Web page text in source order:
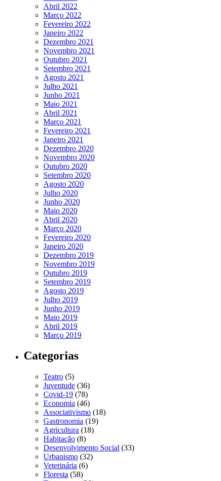
Abril 2022
Março 2022
Fevereiro 2022
Janeiro 2022
Dezembro 2021
Novembro 2021
Outubro 2021
Setembro 2021
Agosto 2021
Julho 2021
Junho 2021
Maio 2021
Abril 2021
Março 2021
Fevereiro 2021
Janeiro 2021
Dezembro 2020
Novembro 2020
Outubro 2020
Setembro 2020
Agosto 2020
Julho 2020
Junho 2020
Maio 2020
Abril 2020
Março 2020
Fevereiro 2020
Janeiro 2020
Dezembro 2019
Novembro 2019
Outubro 2019
Setembro 2019
Agosto 2019
Julho 2019
Junho 2019
Maio 2019
Abril 2019
Março 2019
Categorias
Teatro (5)
Juventude (36)
Covid-19 (78)
Economia (46)
Associativismo (18)
Gastronomia (19)
Agricultura (18)
Habitação (8)
Desenvolvimento Social (33)
Urbanismo (32)
Veterinária (6)
Floresta (58)